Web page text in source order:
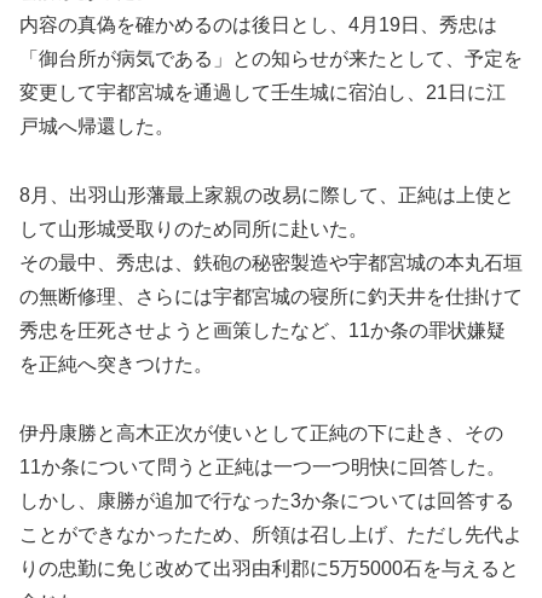
内容の真偽を確かめるのは後日とし、4月19日、秀忠は
「御台所が病気である」との知らせが来たとして、予定を
変更して宇都宮城を通過して壬生城に宿泊し、21日に江
戸城へ帰還した。
8月、出羽山形藩最上家親の改易に際して、正純は上使と
して山形城受取りのため同所に赴いた。
その最中、秀忠は、鉄砲の秘密製造や宇都宮城の本丸石垣
の無断修理、さらには宇都宮城の寝所に釣天井を仕掛けて
秀忠を圧死させようと画策したなど、11か条の罪状嫌疑
を正純へ突きつけた。
伊丹康勝と高木正次が使いとして正純の下に赴き、その
11か条について問うと正純は一つ一つ明快に回答した。
しかし、康勝が追加で行なった3か条については回答する
ことができなかったため、所領は召し上げ、ただし先代よ
りの忠勤に免じ改めて出羽由利郡に5万5000石を与えると